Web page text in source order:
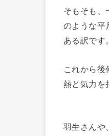
そもそも、
のような平
ある訳です。
これから
熱と気力を
羽生さんや